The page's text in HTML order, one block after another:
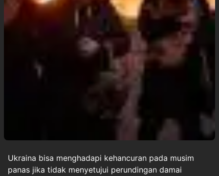
Ukraina bisa menghadapi kehancuran pada musim
panas jika tidak menyetujui perundingan damai